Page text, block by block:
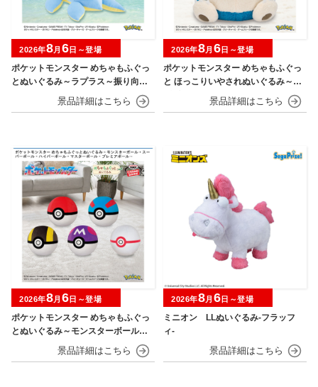
ポケットモンスター めちゃもふぐっ
とぬいぐるみ～ラプラス～振り向きv
2026年8月 6日～登場
ポケットモンスター めちゃもふぐっ
と ほっこりいやされぬいぐるみ～カ
2026年8月 6日～登場
ポケットモンスター めちゃもふぐっ
とぬいぐるみ～モンスターボール・
スーパーボール・ハイパーボール・
マスターボール・プレミアボール～
2026年8月 6日～登場
ミニオン LLぬいぐるみ‐フラッフ
ィ‐
2026年8月 6日～登場